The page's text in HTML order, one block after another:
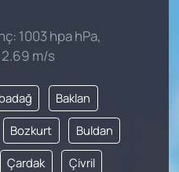
1003 hpa hPa,
m/s
Baklan
Bozkurt Buldan
Çardak Çivril